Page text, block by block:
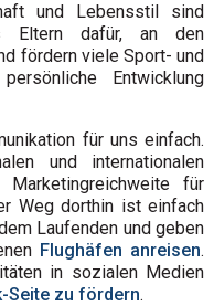
und Lebensstil sind
Eltern dafür, an den
fördern viele Sport- und
Entwicklung
für uns einfach.
und internationalen
für
Weg dorthin ist einfach
Laufenden und geben
Flughäfen anreisen.
in sozialen Medien
Seite zu fördern.